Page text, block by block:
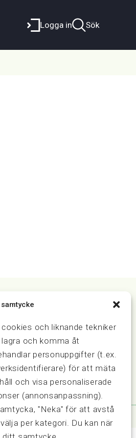
och liknande tekniker
och komma åt
personuppgifter (t.ex.
för att mäta
och visa personaliserade
(annonsanpassning).
"Neka" för att avstå
per kategori. Du kan när
Logga in Sök